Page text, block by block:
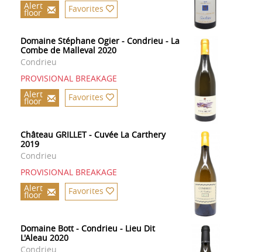
Alert
floor Favorites
Domaine Stéphane Ogier - Condrieu - La
Combe de Malleval 2020
Condrieu
PROVISIONAL BREAKAGE
Alert
floor Favorites
Château GRILLET - Cuvée La Carthery
2019
Condrieu
PROVISIONAL BREAKAGE
Alert
floor Favorites
Domaine Bott - Condrieu - Lieu Dit
L'Aleau 2020
Condrieu